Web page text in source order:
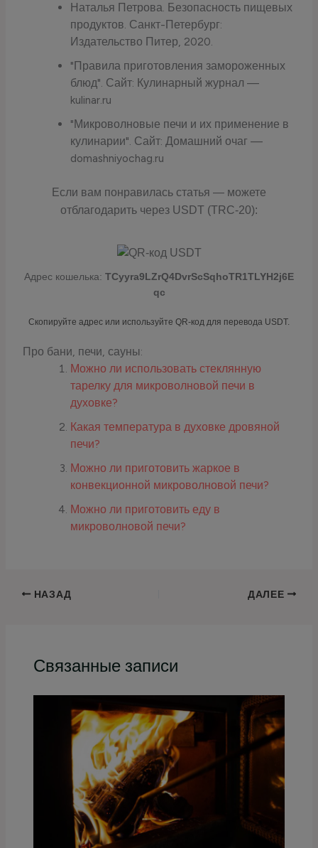
Наталья Петрова. Безопасность пищевых
продуктов. Санкт-Петербург:
Издательство Питер, 2020.
"Правила приготовления замороженных
блюд". Сайт: Кулинарный журнал —
kulinar.ru
"Микроволновые печи и их применение в
кулинарии". Сайт: Домашний очаг —
domashniyochag.ru
Если вам понравилась статья — можете
отблагодарить через USDT (TRC-20):
Адрес кошелька: TCyyra9LZrQ4DvrScSqhoTR1TLYH2j6E
qc
Скопируйте адрес или используйте QR-код для перевода USDT.
Про бани, печи, сауны:
Можно ли использовать стеклянную
тарелку для микроволновой печи в
духовке?
Какая температура в духовке дровяной
печи?
Можно ли приготовить жаркое в
конвекционной микроволновой печи?
Можно ли приготовить еду в
микроволновой печи?
НАЗАД ДАЛЕЕ
Связанные записи